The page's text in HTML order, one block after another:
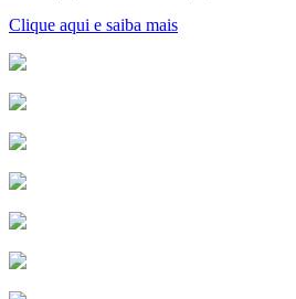
Clique aqui e saiba mais